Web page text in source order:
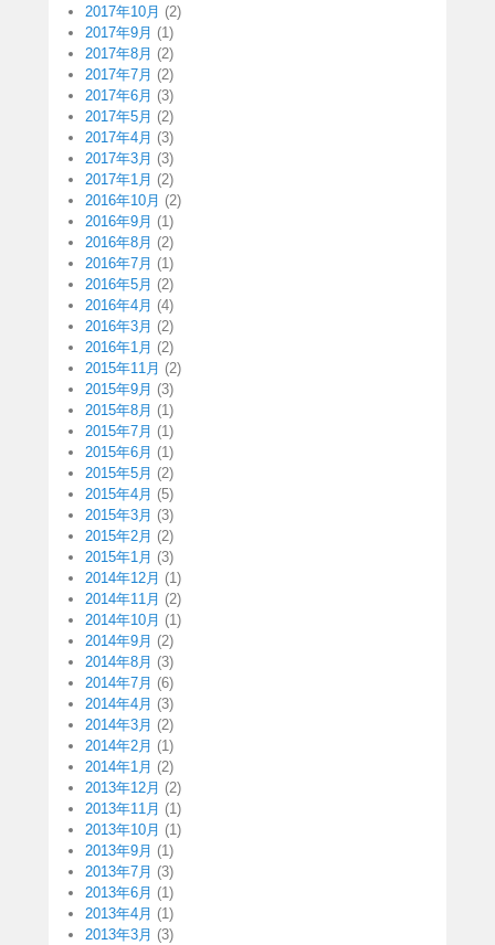
2017年10月 (2)
2017年9月 (1)
2017年8月 (2)
2017年7月 (2)
2017年6月 (3)
2017年5月 (2)
2017年4月 (3)
2017年3月 (3)
2017年1月 (2)
2016年10月 (2)
2016年9月 (1)
2016年8月 (2)
2016年7月 (1)
2016年5月 (2)
2016年4月 (4)
2016年3月 (2)
2016年1月 (2)
2015年11月 (2)
2015年9月 (3)
2015年8月 (1)
2015年7月 (1)
2015年6月 (1)
2015年5月 (2)
2015年4月 (5)
2015年3月 (3)
2015年2月 (2)
2015年1月 (3)
2014年12月 (1)
2014年11月 (2)
2014年10月 (1)
2014年9月 (2)
2014年8月 (3)
2014年7月 (6)
2014年4月 (3)
2014年3月 (2)
2014年2月 (1)
2014年1月 (2)
2013年12月 (2)
2013年11月 (1)
2013年10月 (1)
2013年9月 (1)
2013年7月 (3)
2013年6月 (1)
2013年4月 (1)
2013年3月 (3)